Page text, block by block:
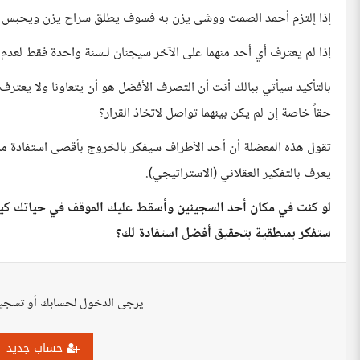
إذا إلتزم أحمد الصمت ووشى يزن به فسوف يطلق سراح يزن
إذا لم يعترف أي أحد منهما على الآخر سيجنان لـسنة واحدة فقط لعدم
بالتأكيد سيأتي ببالك أنت أن التصرف الأفضل هو أن يتعاونا ولا
حقاً خاصة إن لم يكن بينهما تواصل لاتخاذ القرار؟
تقول هذه المعضلة أن أحد الأطراف سيفكر بالخروج بأقصى
يعرف بالتفكير العقلاني (الاستراتيجي).
لو كنت في مكان أحد السجينين وأسقط عليك الموقف في
ستفكر بمنطقية بتحقيق أفضل استفادة لك؟
يرجى الدخول لحسابك أو
حساب جديد